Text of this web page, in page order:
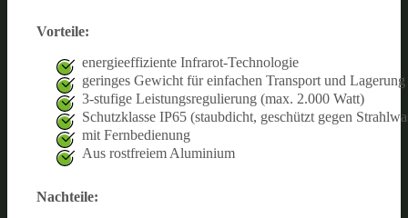
Vorteile:
energieeffiziente Infrarot-Technologie
geringes Gewicht für einfachen Transport und
3-stufige Leistungsregulierung (max. 2.000 Watt)
Schutzklasse IP65 (staubdicht, geschützt gegen
mit Fernbedienung
Aus rostfreiem Aluminium
Nachteile: